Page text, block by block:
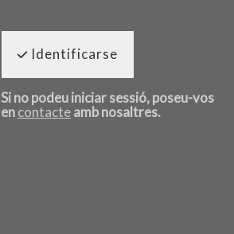
Identificarse
Si no podeu iniciar sessió, poseu-vos
encontacteamb nosaltres.